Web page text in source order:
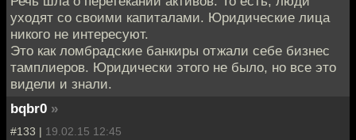
уходят со своими капиталами. Юридические лица
никого не интересуют.
Это как ломбрадские банкиры отжали себе бизнес
тамплиеров. Юридически этого не было, но все это
видели и знали.
bqbr0 »
#133 | 19.02.15 12:45